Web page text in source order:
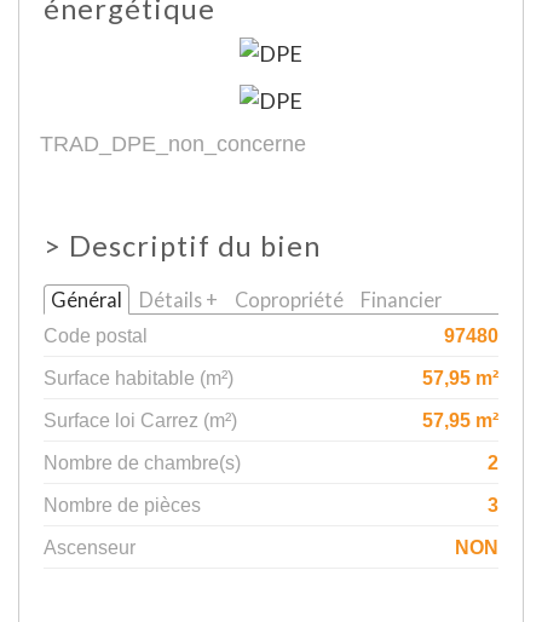
énergétique
TRAD_DPE_non_concerne
> Descriptif du bien
Général Détails + Copropriété Financier
Code postal
97480
Surface habitable (m²)
57,95 m²
Surface loi Carrez (m²)
57,95 m²
Nombre de chambre(s)
2
Nombre de pièces
3
Ascenseur
NON